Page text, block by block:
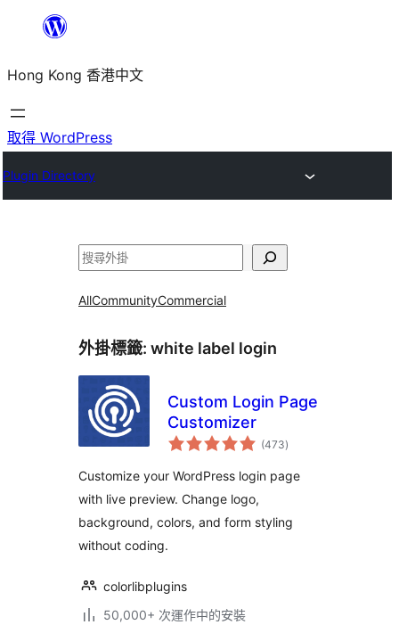
主
要
內
Hong Kong 香港中文
取得 WordPress
Plugin Directory
搜
AllCommunityCommercial
外掛標籤: white label login
Custom Login Page
Customizer
(473總
評)
Customize your WordPress login page
with live preview. Change logo,
background, colors, and form styling
without coding.
colorlibplugins
50,000+ 次運作中的安裝